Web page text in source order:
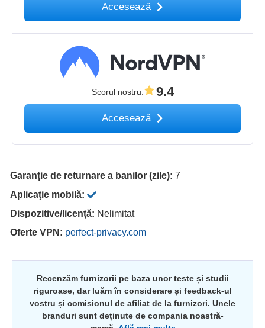
Accesează
Scorul nostru: 9.4
Accesează
Garanție de returnare a banilor (zile): 7
Aplicaţie mobilă:
Dispozitive/licență: Nelimitat
Oferte VPN: perfect-privacy.com
Recenzăm furnizorii pe baza unor teste și studii
riguroase, dar luăm în considerare și feedback-ul
vostru și comisionul de afiliat de la furnizori. Unele
branduri sunt deținute de compania noastră-